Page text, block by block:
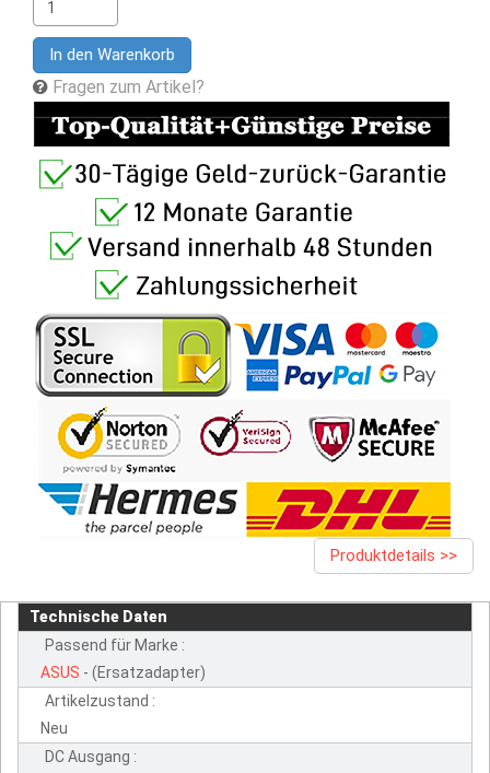
In den Warenkorb
Fragen zum Artikel?
Produktdetails >>
Technische Daten
Passend für Marke :
ASUS - (Ersatzadapter)
Artikelzustand :
Neu
DC Ausgang :